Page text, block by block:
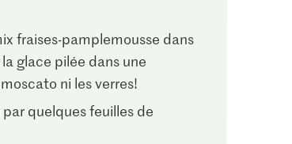
fraises-pamplemousse dans
glace pilée dans une
ni les verres!
quelques feuilles de